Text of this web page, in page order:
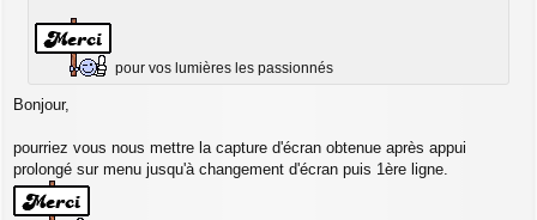
pour vos lumières les passionnés
Bonjour,
pourriez vous nous mettre la capture d'écran obtenue après appui
prolongé sur menu jusqu'à changement d'écran puis 1ère ligne.